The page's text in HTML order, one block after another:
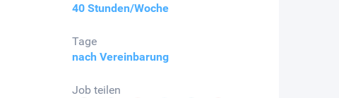
40 Stunden/Woche
Tage
nach Vereinbarung
Job teilen